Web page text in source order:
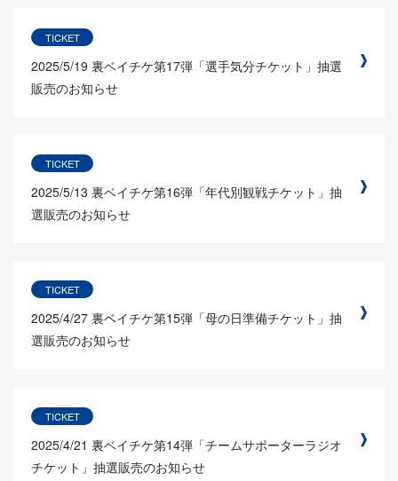
TICKET
2025/5/19 裏ベイチケ第17弾「選手気分チケット」抽選
販売のお知らせ
TICKET
2025/5/13 裏ベイチケ第16弾「年代別観戦チケット」抽
選販売のお知らせ
TICKET
2025/4/27 裏ベイチケ第15弾「母の日準備チケット」抽
選販売のお知らせ
TICKET
2025/4/21 裏ベイチケ第14弾「チームサポーターラジオ
チケット」抽選販売のお知らせ